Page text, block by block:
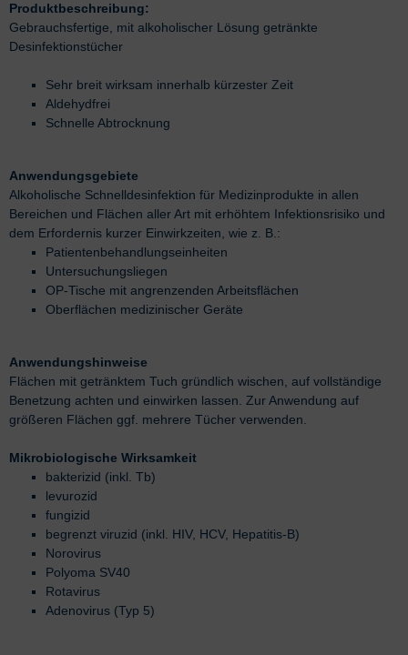
Produktbeschreibung:
Gebrauchsfertige, mit alkoholischer Lösung getränkte
Desinfektionstücher
Sehr breit wirksam innerhalb kürzester Zeit
Aldehydfrei
Schnelle Abtrocknung
Anwendungsgebiete
Alkoholische Schnelldesinfektion für Medizinprodukte in allen
Bereichen und Flächen aller Art mit erhöhtem Infektionsrisiko und
dem Erfordernis kurzer Einwirkzeiten, wie z. B.:
Patientenbehandlungseinheiten
Untersuchungsliegen
OP-Tische mit angrenzenden Arbeitsflächen
Oberflächen medizinischer Geräte
Anwendungshinweise
Flächen mit getränktem Tuch gründlich wischen, auf vollständige
Benetzung achten und einwirken lassen. Zur Anwendung auf
größeren Flächen ggf. mehrere Tücher verwenden.
Mikrobiologische Wirksamkeit
bakterizid (inkl. Tb)
levurozid
fungizid
begrenzt viruzid (inkl. HIV, HCV, Hepatitis-B)
Norovirus
Polyoma SV40
Rotavirus
Adenovirus (Typ 5)